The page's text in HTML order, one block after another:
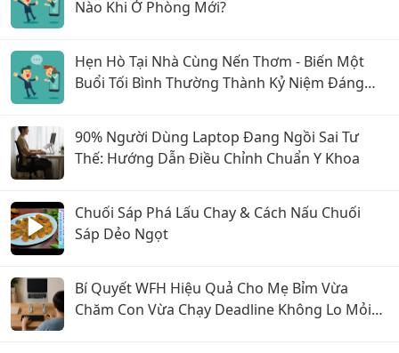
Nào Khi Ở Phòng Mới?
Hẹn Hò Tại Nhà Cùng Nến Thơm - Biến Một
Buổi Tối Bình Thường Thành Kỷ Niệm Đáng
90% Người Dùng Laptop Đang Ngồi Sai Tư
Thế: Hướng Dẫn Điều Chỉnh Chuẩn Y Khoa
Chuối Sáp Phá Lấu Chay & Cách Nấu Chuối
Sáp Dẻo Ngọt
Bí Quyết WFH Hiệu Quả Cho Mẹ Bỉm Vừa
Chăm Con Vừa Chạy Deadline Không Lo Mỏi